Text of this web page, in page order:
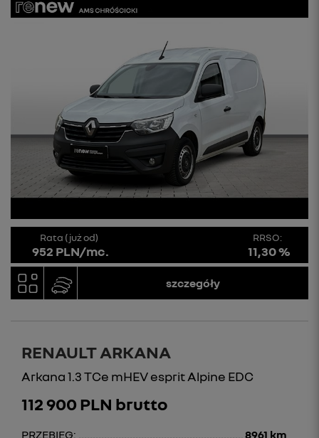
Rata (już od)
952 PLN/mc.
RRSO:
11,30 %
szczegóły
RENAULT ARKANA
Arkana 1.3 TCe mHEV esprit Alpine EDC
112 900 PLN brutto
PRZEBIEG: 8961 km